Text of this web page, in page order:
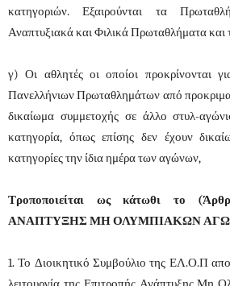
κατηγοριών. Εξαιρούνται τα
Αναπτυξιακά και Φιλικά Πρωταθλήματα
γ) Οι αθλητές οι οποίοι προκρίνονται
Πανελλήνιων Πρωταθλημάτων από
δικαίωμα συμμετοχής σε άλλο στυλ-
κατηγορία, όπως επίσης δεν έχουν
κατηγορίες την ίδια ημέρα των αγώνων,
Τροποποιείται ως κάτωθι το
ΑΝΑΠΤΥΞΗΣ ΜΗ ΟΛΥΜΠΙΑΚΩΝ
1. Το Διοικητικό Συμβούλιο της ΕΛ.Ο.Π